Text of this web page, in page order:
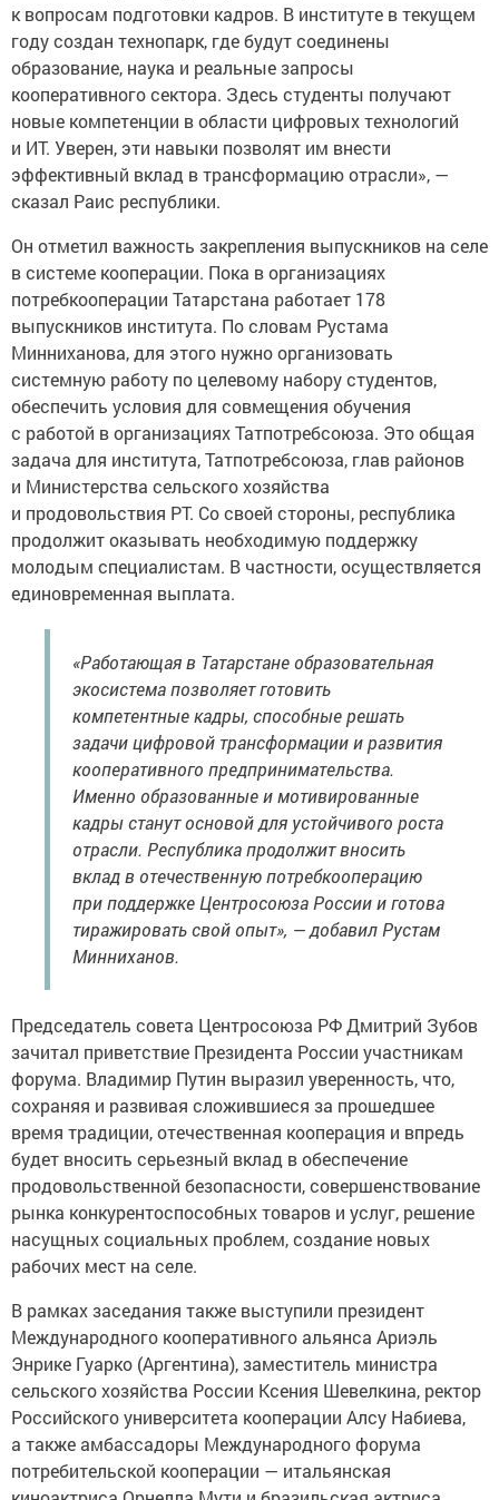
к вопросам подготовки кадров. В институте в текущем
году создан технопарк, где будут соединены
образование, наука и реальные запросы
кооперативного сектора. Здесь студенты получают
новые компетенции в области цифровых технологий
и ИТ. Уверен, эти навыки позволят им внести
эффективный вклад в трансформацию отрасли», —
сказал Раис республики.
Он отметил важность закрепления выпускников на селе
в системе кооперации. Пока в организациях
потребкооперации Татарстана работает 178
выпускников института. По словам Рустама
Минниханова, для этого нужно организовать
системную работу по целевому набору студентов,
обеспечить условия для совмещения обучения
с работой в организациях Татпотребсоюза. Это общая
задача для института, Татпотребсоюза, глав районов
и Министерства сельского хозяйства
и продовольствия РТ. Со своей стороны, республика
продолжит оказывать необходимую поддержку
молодым специалистам. В частности, осуществляется
единовременная выплата.
«Работающая в Татарстане образовательная
экосистема позволяет готовить
компетентные кадры, способные решать
задачи цифровой трансформации и развития
кооперативного предпринимательства.
Именно образованные и мотивированные
кадры станут основой для устойчивого роста
отрасли. Республика продолжит вносить
вклад в отечественную потребкооперацию
при поддержке Центросоюза России и готова
тиражировать свой опыт», — добавил Рустам
Минниханов.
Председатель совета Центросоюза РФ Дмитрий Зубов
зачитал приветствие Президента России участникам
форума. Владимир Путин выразил уверенность, что,
сохраняя и развивая сложившиеся за прошедшее
время традиции, отечественная кооперация и впредь
будет вносить серьезный вклад в обеспечение
продовольственной безопасности, совершенствование
рынка конкурентоспособных товаров и услуг, решение
насущных социальных проблем, создание новых
рабочих мест на селе.
В рамках заседания также выступили президент
Международного кооперативного альянса Ариэль
Энрике Гуарко (Аргентина), заместитель министра
сельского хозяйства России Ксения Шевелкина, ректор
Российского университета кооперации Алсу Набиева,
а также амбассадоры Международного форума
потребительской кооперации — итальянская